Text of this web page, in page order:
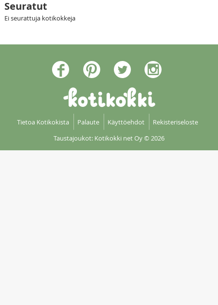
KOTIKOKIT
Seuratut
Ei seurattuja kotikokkeja
Tietoa Kotikokista Palaute Käyttöehdot
Rekisteriseloste
Taustajoukot: Kotikokki net Oy© 2026